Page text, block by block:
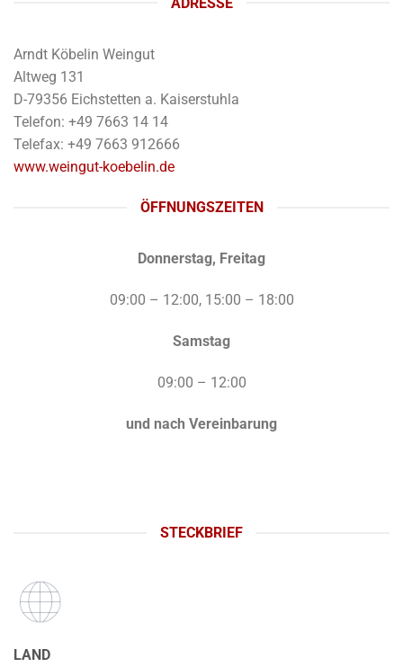
Arndt Köbelin Weingut
Altweg 131
D-79356 Eichstetten a. Kaiserstuhla
Telefon: +49 7663 14 14
Telefax: +49 7663 912666
www.weingut-koebelin.de
ÖFFNUNGSZEITEN
Donnerstag, Freitag
09:00 – 12:00, 15:00 – 18:00
Samstag
09:00 – 12:00
und nach Vereinbarung
STECKBRIEF
LAND